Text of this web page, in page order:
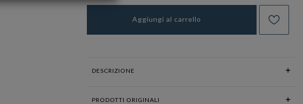
Aggiungi al carrello
DESCRIZIONE
PRODOTTI ORIGINALI